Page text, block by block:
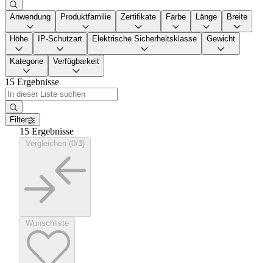
Anwendung Produktfamilie Zertifikate Farbe Länge Breite
Höhe IP-Schutzart Elektrische Sicherheitsklasse Gewicht
Kategorie Verfügbarkeit
15 Ergebnisse
Filter
15 Ergebnisse